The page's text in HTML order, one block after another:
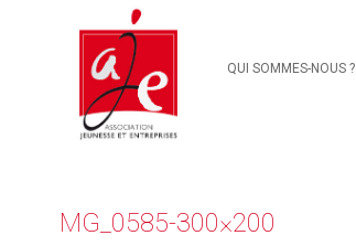
QUI SOMMES-NOUS ?
MG_0585-300×200